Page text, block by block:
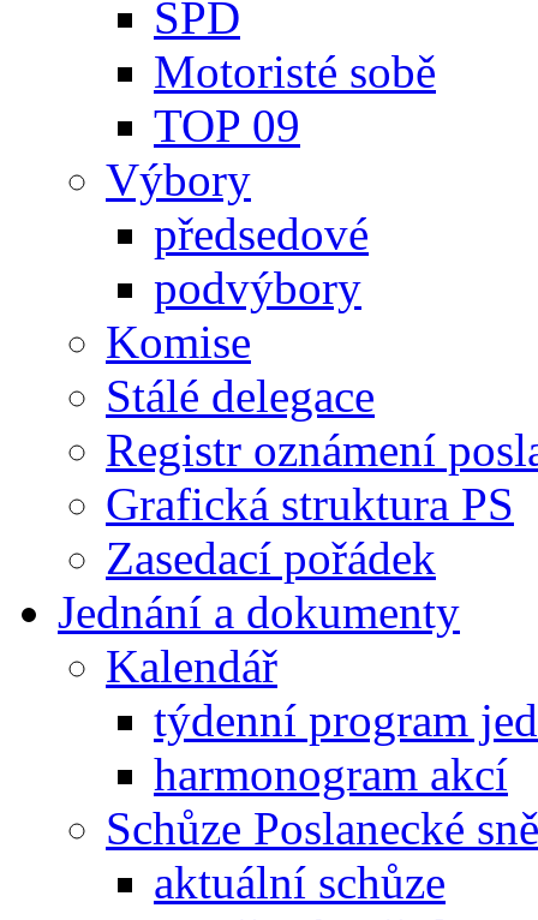
SPD
Motoristé sobě
TOP 09
Výbory
předsedové
podvýbory
Komise
Stálé delegace
Registr oznámení
Grafická struktura PS
Zasedací pořádek
Jednání a dokumenty
Kalendář
týdenní program
harmonogram akcí
Schůze Poslanecké
aktuální schůze